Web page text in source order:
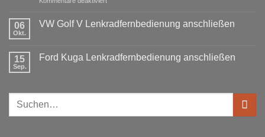
DIN
was
benötigt
Fusion
Can
06
Okt.
VW Golf V Lenkradfernbedienung anschließen
VW
15
Sep.
Ford Kuga Lenkradfernbedienung anschließen
Ford
Lenkradfernbedienung
anschließen
Suchen